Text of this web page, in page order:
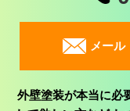
メール
外壁塗装が本当に必